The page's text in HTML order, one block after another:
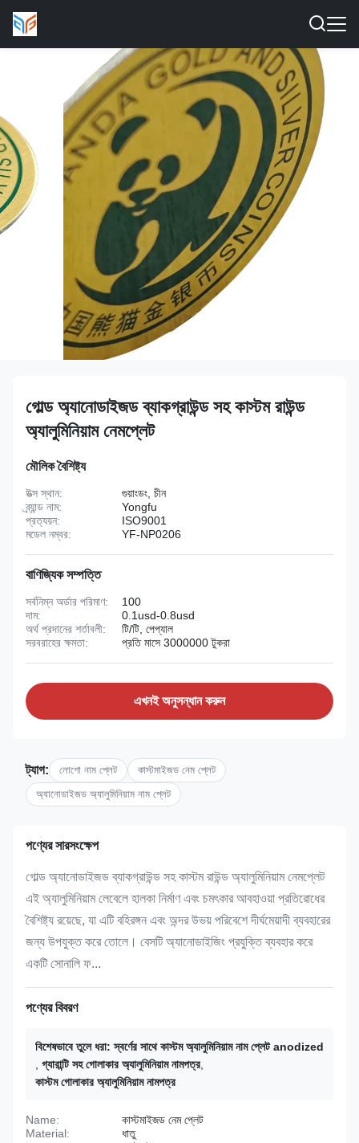
গোল্ড অ্যানোডাইজড ব্যাকগ্রাউন্ড সহ কাস্টম রাউন্ড
অ্যালুমিনিয়াম নেমপ্লেট
মৌলিক বৈশিষ্ট্য
উত্স স্থান:
গুয়াংডং, চীন
ব্র্যান্ড নাম:
Yongfu
প্রত্যয়ন:
ISO9001
মডেল নম্বর:
YF-NP0206
বাণিজ্যিক সম্পত্তি
সর্বনিম্ন অর্ডার পরিমাণ:
100
দাম:
0.1usd-0.8usd
অর্থ প্রদানের শর্তাবলী:
টি/টি, পেপ্যাল
সরবরাহের ক্ষমতা:
প্রতি মাসে 3000000 টুকরা
এখনই অনুসন্ধান করুন
ট্যাগ: লোগো নাম প্লেট
কাস্টমাইজড নেম প্লেট
অ্যানোডাইজড অ্যালুমিনিয়াম নাম প্লেট
পণ্যের সারসংক্ষেপ
গোল্ড অ্যানোডাইজড ব্যাকগ্রাউন্ড সহ কাস্টম রাউন্ড অ্যালুমিনিয়াম নেমপ্লেট
এই অ্যালুমিনিয়াম লেবেলে হালকা নির্মাণ এবং চমৎকার আবহাওয়া প্রতিরোধের
বৈশিষ্ট্য রয়েছে, যা এটি বহিরঙ্গন এবং অন্দর উভয় পরিবেশে দীর্ঘমেয়াদী ব্যবহারের
জন্য উপযুক্ত করে তোলে। বেসটি অ্যানোডাইজিং প্রযুক্তি ব্যবহার করে
একটি সোনালি ফ...
পণ্যের বিবরণ
বিশেষভাবে তুলে ধরা: স্বর্ণের সাথে কাস্টম অ্যালুমিনিয়াম নাম প্লেট anodized
গ্যারান্টি সহ গোলাকার অ্যালুমিনিয়াম নামপত্র
কাস্টম গোলাকার অ্যালুমিনিয়াম নামপত্র
Name:
কাস্টমাইজড নেম প্লেট
Material:
ধাতু